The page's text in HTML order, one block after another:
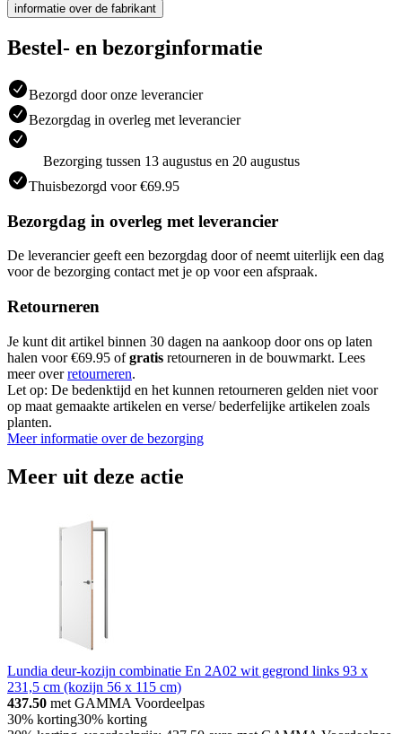
informatie over de fabrikant
Bestel- en bezorginformatie
Bezorgd door onze leverancier
Bezorgdag in overleg met leverancier
Bezorging tussen 13 augustus en 20 augustus
Thuisbezorgd voor €69.95
Bezorgdag in overleg met leverancier
De leverancier geeft een bezorgdag door of neemt uiterlijk een dag
voor de bezorging contact met je op voor een afspraak.
Retourneren
Je kunt dit artikel binnen 30 dagen na aankoop door ons op laten
halen voor €69.95 ofgratis retourneren in de bouwmarkt. Lees
meer overretourneren.
Let op: De bedenktijd en het kunnen retourneren gelden niet voor
op maat gemaakte artikelen en verse/ bederfelijke artikelen zoals
planten.
Meer informatie over de bezorging
Meer uit deze actie
Lundia deur-kozijn combinatie En 2A02 wit gegrond links 93 x
231,5 cm (kozijn 56 x 115 cm)
437.50 met GAMMA Voordeelpas
30% korting30% korting